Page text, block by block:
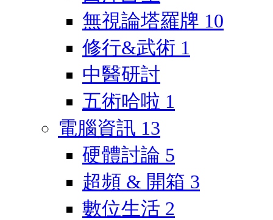
無視論塔羅牌 10
修行&武術 1
中醫研討
五術哈啦 1
電腦資訊 13
硬體討論 5
超頻 & 開箱 3
數位生活 2